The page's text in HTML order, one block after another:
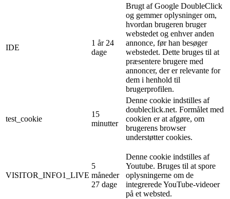
IDE
1 år 24
dage
Brugt af Google DoubleClick
og gemmer oplysninger om,
hvordan brugeren bruger
webstedet og enhver anden
annonce, før han besøger
webstedet. Dette bruges til at
præsentere brugere med
annoncer, der er relevante for
dem i henhold til
brugerprofilen.
test_cookie
15
minutter
Denne cookie indstilles af
doubleclick.net. Formålet med
cookien er at afgøre, om
brugerens browser
understøtter cookies.
VISITOR_INFO1_LIVE
5
måneder
27 dage
Denne cookie indstilles af
Youtube. Bruges til at spore
oplysningerne om de
integrerede YouTube-videoer
på et websted.